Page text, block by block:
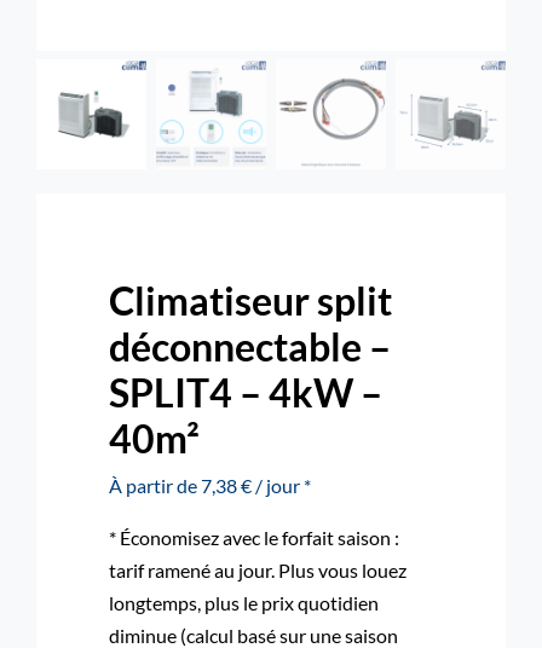
Nous contacter : 04 72 48 02 18
Climatiseur split
déconnectable –
SPLIT4 – 4kW –
40m²
À partir de 7,38 € / jour *
* Économisez avec le forfait saison :
tarif ramené au jour. Plus vous louez
longtemps, plus le prix quotidien
diminue (calcul basé sur une saison